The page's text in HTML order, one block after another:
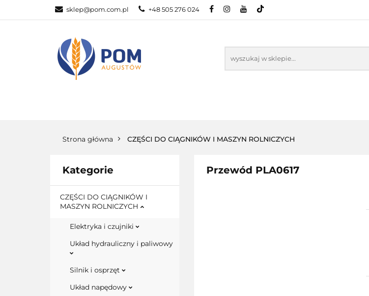
sklep@pom.com.pl +48 505 276 024
Strona główna CZĘŚCI DO CIĄGNIKÓW I MASZYN ROLNICZYCH
Kategorie
CZĘŚCI DO CIĄGNIKÓW I
MASZYN ROLNICZYCH
Elektryka i czujniki
Układ hydrauliczny i paliwowy
Silnik i osprzęt
Układ napędowy
Przewód PLA0617